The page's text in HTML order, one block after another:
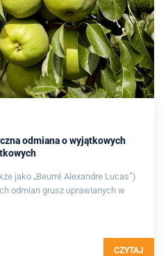
odmiana o wyjątkowych
jako „Beurré Alexandre Lucas”)
odmian grusz uprawianych w
CZYTAJ